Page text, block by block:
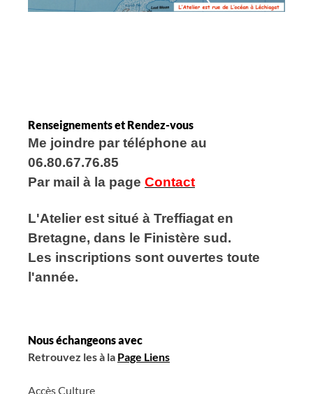
Renseignements et Rendez-vous
Me joindre par téléphone au
06.80.67.76.85
Par mail à la page Contact
L'Atelier est situé à Treffiagat en
Bretagne, dans le Finistère sud.
Les inscriptions sont ouvertes toute
l'année.
Nous échangeons avec
Retrouvez les à la Page Liens
Accès Culture